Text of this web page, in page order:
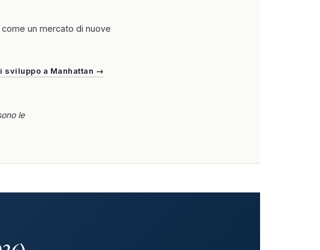
un mercato di nuove
sviluppo a Manhattan →
le